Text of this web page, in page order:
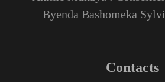
Byenda Bashomeka
Contacts